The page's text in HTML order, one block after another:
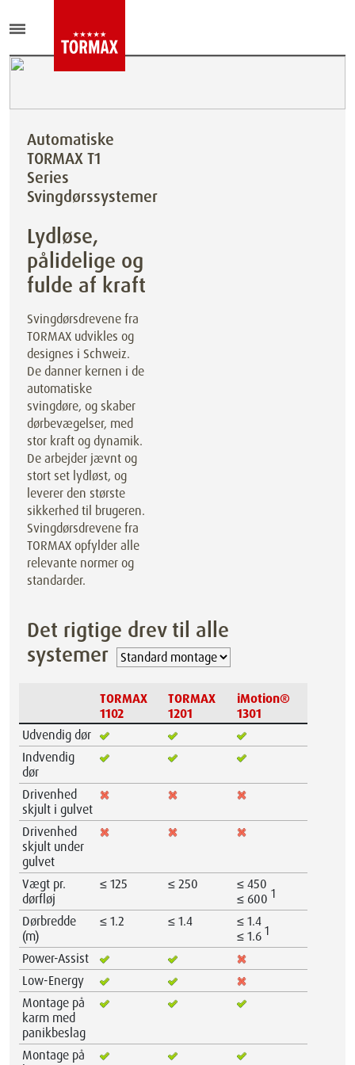
Automatiske
TORMAX T1
Series
Svingdørssystemer
Lydløse,
pålidelige og
fulde af kraft
Svingdørsdrevene fra
TORMAX udvikles og
designes i Schweiz.
De danner kernen i de
automatiske
svingdøre, og skaber
dørbevægelser, med
stor kraft og dynamik.
De arbejder jævnt og
stort set lydløst, og
leverer den største
sikkerhed til brugeren.
Svingdørsdrevene fra
TORMAX opfylder alle
relevante normer og
standarder.
Det rigtige drev til alle
systemer
TORMAX
1102
TORMAX
1201
iMotion®
1301
Udvendig dør
Indvendig
dør
Drivenhed
skjult i gulvet
Drivenhed
skjult under
gulvet
Vægt pr.
dørfløj
≤ 125 ≤ 250
≤ 450
≤ 600 1
Dørbredde
(m)
≤ 1.2 ≤ 1.4
≤ 1.4
≤ 1.6 1
Power-Assist
Low-Energy
Montage på
karm med
panikbeslag
Montage på